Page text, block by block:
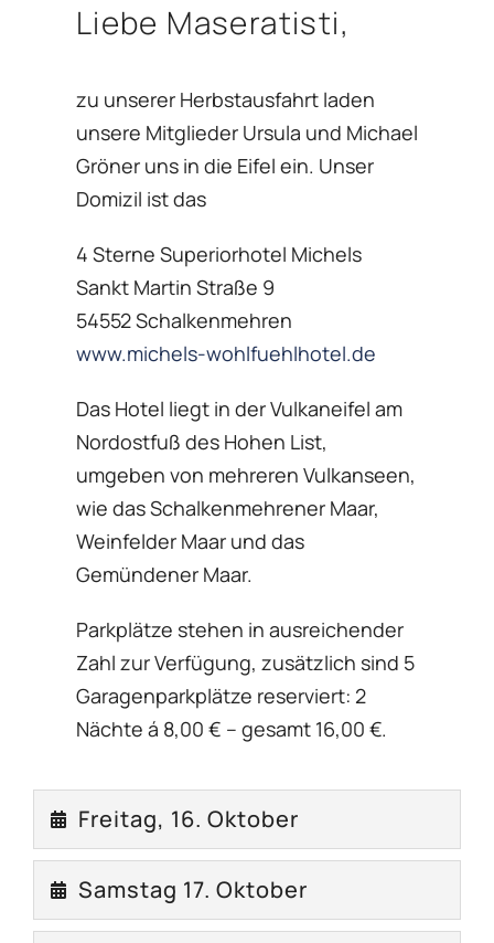
Liebe Maseratisti,
zu unserer Herbstausfahrt laden
unsere Mitglieder Ursula und Michael
Gröner uns in die Eifel ein. Unser
Domizil ist das
4 Sterne Superiorhotel Michels
Sankt Martin Straße 9
54552 Schalkenmehren
www.michels-wohlfuehlhotel.de
Das Hotel liegt in der Vulkaneifel am
Nordostfuß des Hohen List,
umgeben von mehreren Vulkanseen,
wie das Schalkenmehrener Maar,
Weinfelder Maar und das
Gemündener Maar.
Parkplätze stehen in ausreichender
Zahl zur Verfügung, zusätzlich sind 5
Garagenparkplätze reserviert: 2
Nächte á 8,00 € – gesamt 16,00 €.
Freitag, 16. Oktober
Samstag 17. Oktober